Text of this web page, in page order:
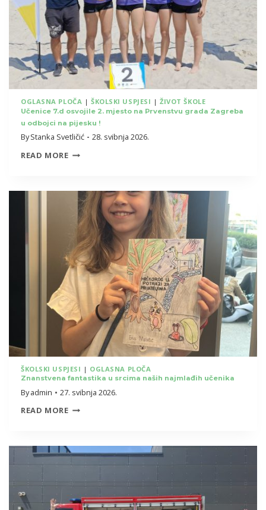
3.A
RAZREDU
OGLASNA PLOČA | ŠKOLSKI USPJESI |ŽIVOT ŠKOLE
Učenice 7.d osvojile 2. mjesto na Prvenstvu grada Zagreba
u odbojci na pijesku !
ByStanka Svetličić
28. svibnja 2026.
READ MOREUČENICE
OSVOJILE
MJESTO
NA
PRVENSTVU
GRADA
ZAGREBA
U
ODBOJCI
NA
PIJESKU
ŠKOLSKI USPJESI | OGLASNA PLOČA
Znanstvena fantastika u srcima naših najmlađih učenika
Byadmin
27. svibnja 2026.
READ MOREZNANSTVENA
U
NAŠIH
NAJMLAĐIH